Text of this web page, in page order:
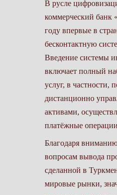
В русле
коммерческий банк
году впервые в
бесконтактную
Введение системы
включает полный
услуг, в частности,
дистанционно
активами,
платёжные
Благодаря
вопросам вывода
сделанной в
мировые рынки,